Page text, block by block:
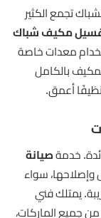
تجمع الكثير
مكيف شباك
معدات خاصة
بالكامل
أعمق.
خدمةصيانة
سواء
يمتلك فني
من جميع الماركات،